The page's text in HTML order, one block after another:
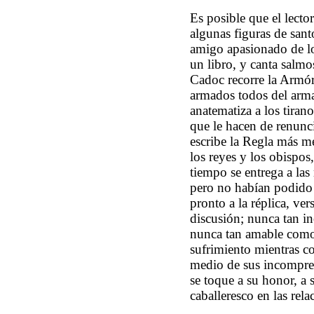
Es posible que el
algunas figuras de
amigo apasionado de
un libro, y canta
Cadoc recorre la
armados todos del
anatematiza a los
que le hacen de
escribe la Regla más
los reyes y los
tiempo se entrega a
pero no habían podido
pronto a la réplica,
discusión; nunca tan
nunca tan amable
sufrimiento mientras
medio de sus
se toque a su honor, a
caballeresco en las